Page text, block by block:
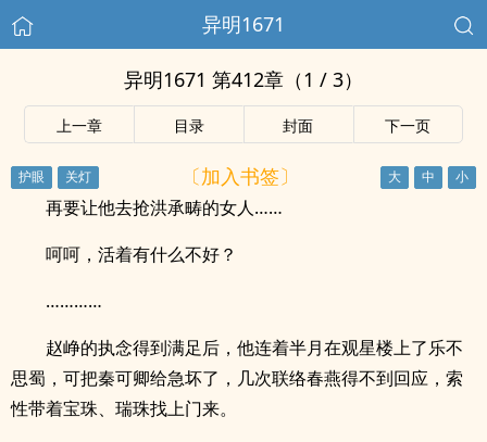
异明1671
异明1671 第412章（1 / 3）
上一章 目录 封面 下一页
〔加入书签〕
再要让他去抢洪承畴的女人……
呵呵，活着有什么不好？
…………
赵峥的执念得到满足后，他连着半月在观星楼上了乐不
思蜀，可把秦可卿给急坏了，几次联络春燕得不到回应，索
性带着宝珠、瑞珠找上门来。